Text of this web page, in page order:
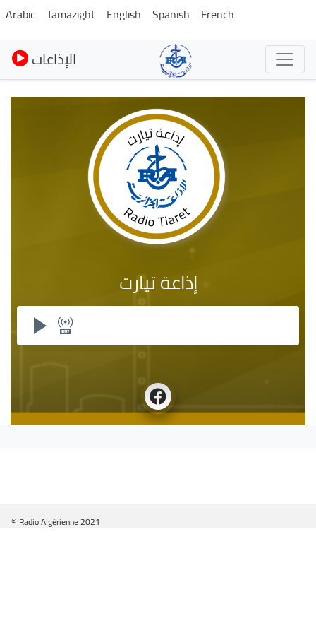
Skip
to
main
content
Arabic Tamazight English Spanish French
الإذاعات
إذاعة تيارت
© Radio Algérienne 2021